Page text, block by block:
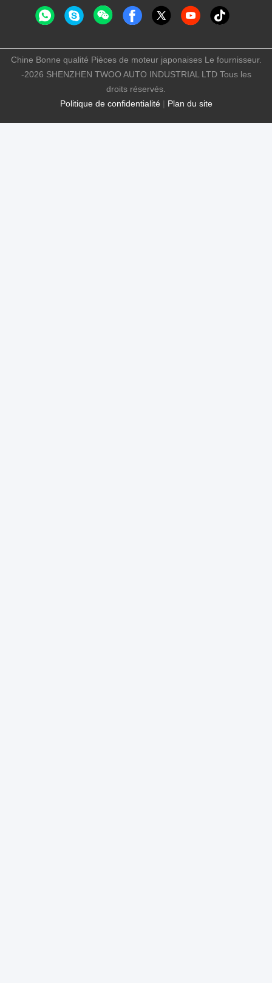
Politique de confidentialité| Plan du site
Chine Bonne qualité Pièces de moteur japonaises Le fournisseur.
-2026 SHENZHEN TWOO AUTO INDUSTRIAL LTD Tous les
droits réservés.